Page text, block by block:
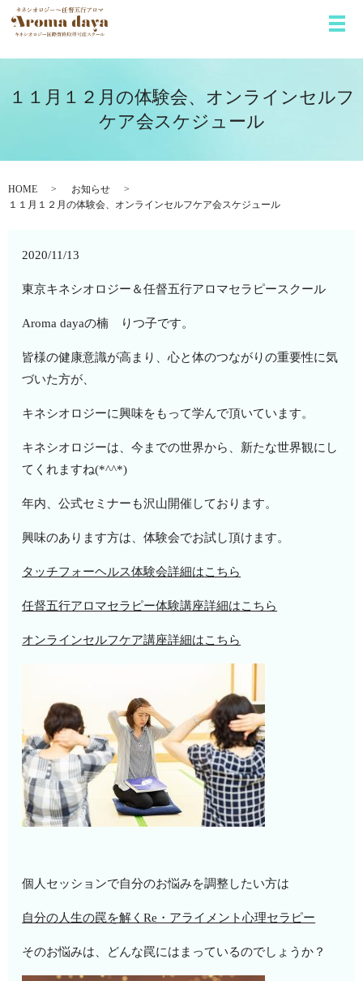
メ
１１月１２月の体験会、オンラインセルフ
ケア会スケジュール
HOME
お知らせ
１１月１２月の体験会、オンラインセルフケア会スケジュール
2020/11/13
東京キネシオロジー＆任督五行アロマセラピースクール
Aroma dayaの楠 りつ子です。
皆様の健康意識が高まり、心と体のつながりの重要性に気
づいた方が、
キネシオロジーに興味をもって学んで頂いています。
キネシオロジーは、今までの世界から、新たな世界観にし
てくれますね(*^^*)
年内、公式セミナーも沢山開催しております。
興味のあります方は、体験会でお試し頂けます。
タッチフォーヘルス体験会詳細はこちら
任督五行アロマセラピー体験講座詳細はこちら
オンラインセルフケア講座詳細はこちら
個人セッションで自分のお悩みを調整したい方は
自分の人生の罠を解くRe・アライメント心理セラピー
そのお悩みは、どんな罠にはまっているのでしょうか？